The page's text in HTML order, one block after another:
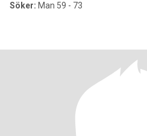
Söker: Man 59 - 73